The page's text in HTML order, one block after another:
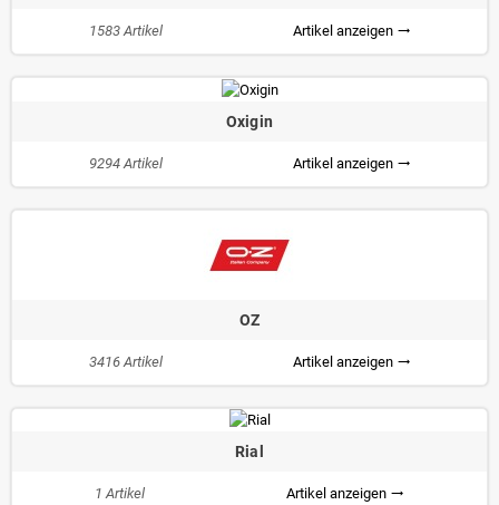
1583 Artikel Artikel anzeigen trending_flat
Oxigin
9294 Artikel Artikel anzeigen trending_flat
OZ
3416 Artikel Artikel anzeigen trending_flat
Rial
1 Artikel Artikel anzeigen trending_flat